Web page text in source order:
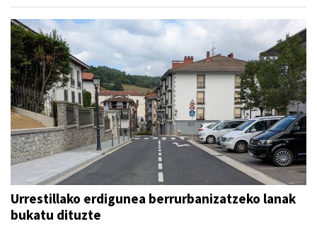
Urrestillako erdigunea berrurbanizatzeko lanak
bukatu dituzte